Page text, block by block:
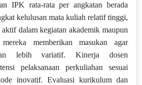
IPK rata-rata per angkatan berada
kelulusan mata kuliah relatif tinggi,
dalam kegiatan akademik maupun
memberikan masukan agar
lebih variatif. Kinerja dosen
pelaksanaan perkuliahan sesuai
inovatif. Evaluasi kurikulum dan